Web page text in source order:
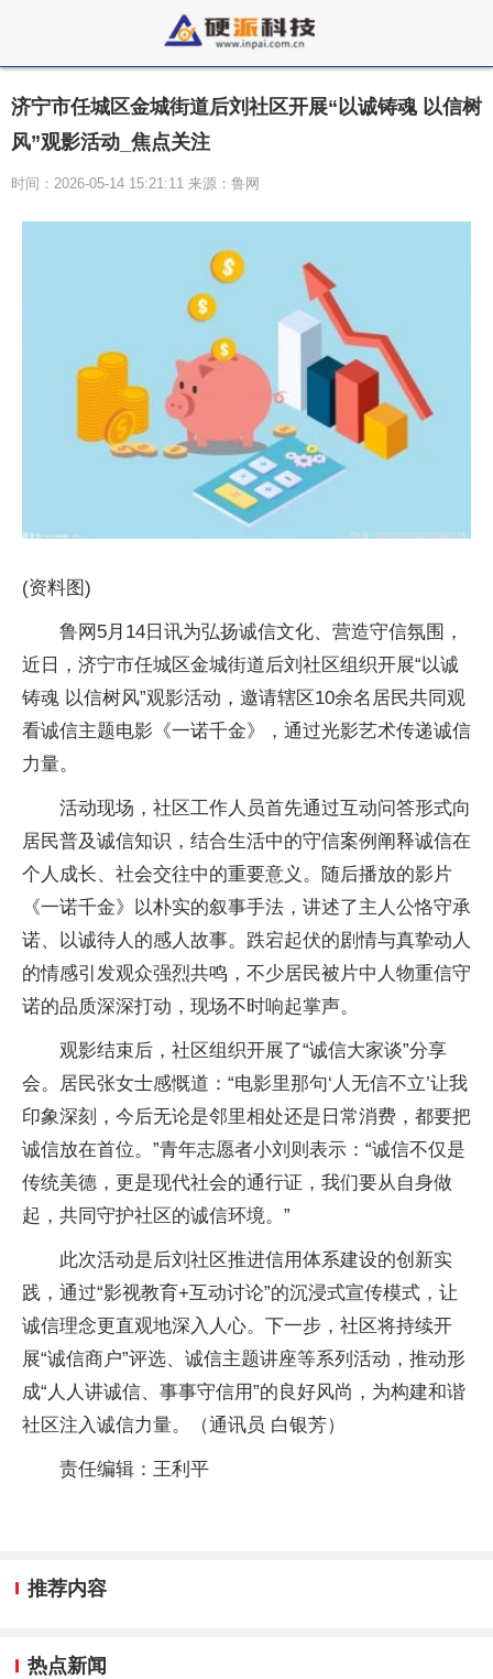
济宁市任城区金城街道后刘社区开展“以诚铸魂 以信树
风”观影活动_焦点关注
时间：2026-05-14 15:21:11 来源：鲁网
(资料图)
鲁网5月14日讯为弘扬诚信文化、营造守信氛围，
近日，济宁市任城区金城街道后刘社区组织开展“以诚
铸魂 以信树风”观影活动，邀请辖区10余名居民共同观
看诚信主题电影《一诺千金》，通过光影艺术传递诚信
力量。
活动现场，社区工作人员首先通过互动问答形式向
居民普及诚信知识，结合生活中的守信案例阐释诚信在
个人成长、社会交往中的重要意义。随后播放的影片
《一诺千金》以朴实的叙事手法，讲述了主人公恪守承
诺、以诚待人的感人故事。跌宕起伏的剧情与真挚动人
的情感引发观众强烈共鸣，不少居民被片中人物重信守
诺的品质深深打动，现场不时响起掌声。
观影结束后，社区组织开展了“诚信大家谈”分享
会。居民张女士感慨道：“电影里那句‘人无信不立’让我
印象深刻，今后无论是邻里相处还是日常消费，都要把
诚信放在首位。”青年志愿者小刘则表示：“诚信不仅是
传统美德，更是现代社会的通行证，我们要从自身做
起，共同守护社区的诚信环境。”
此次活动是后刘社区推进信用体系建设的创新实
践，通过“影视教育+互动讨论”的沉浸式宣传模式，让
诚信理念更直观地深入人心。下一步，社区将持续开
展“诚信商户”评选、诚信主题讲座等系列活动，推动形
成“人人讲诚信、事事守信用”的良好风尚，为构建和谐
社区注入诚信力量。（通讯员 白银芳）
责任编辑：王利平
推荐内容
热点新闻